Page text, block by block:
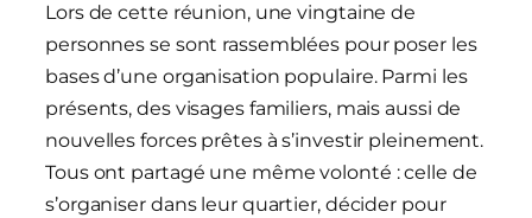
Lors de cette réunion, une vingtaine de
personnes se sont rassemblées pour poser les
bases d’une organisation populaire. Parmi les
présents, des visages familiers, mais aussi de
nouvelles forces prêtes à s’investir pleinement.
Tous ont partagé une même volonté : celle de
s’organiser dans leur quartier, décider pour